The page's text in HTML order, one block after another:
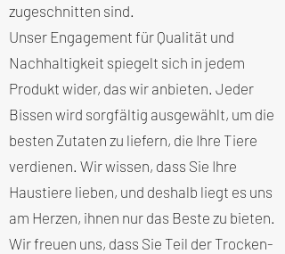
zugeschnitten sind.
Unser Engagement für Qualität und
Nachhaltigkeit spiegelt sich in jedem
Produkt wider, das wir anbieten. Jeder
Bissen wird sorgfältig ausgewählt, um die
besten Zutaten zu liefern, die Ihre Tiere
verdienen. Wir wissen, dass Sie Ihre
Haustiere lieben, und deshalb liegt es uns
am Herzen, ihnen nur das Beste zu bieten.
Wir freuen uns, dass Sie Teil der Trocken-